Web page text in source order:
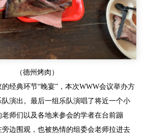
（德州烤肉）
经典环节“晚宴”，本次WWW会议举办方
演出。最后一组乐队演唱了将近一个小
师们以及各地来参会的学者在台前蹦
边围观，也被热情的组委会老师拉进去